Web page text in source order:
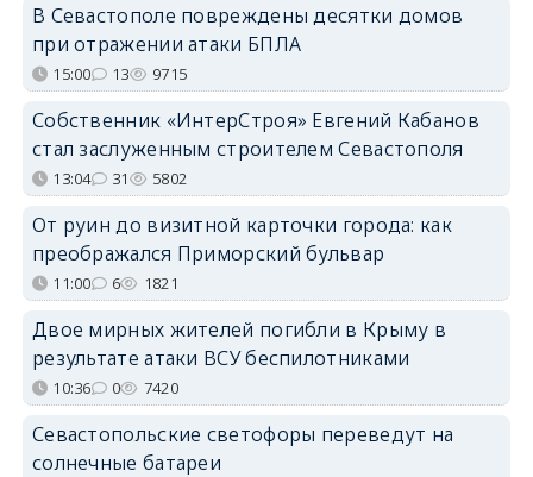
В Севастополе повреждены десятки домов
при отражении атаки БПЛА
15:00 13 9715
Собственник «ИнтерСтроя» Евгений Кабанов
стал заслуженным строителем Севастополя
13:04 31 5802
От руин до визитной карточки города: как
преображался Приморский бульвар
11:00 6 1821
Двое мирных жителей погибли в Крыму в
результате атаки ВСУ беспилотниками
10:36 0 7420
Севастопольские светофоры переведут на
солнечные батареи